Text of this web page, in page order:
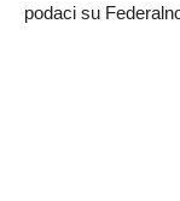
podaci su